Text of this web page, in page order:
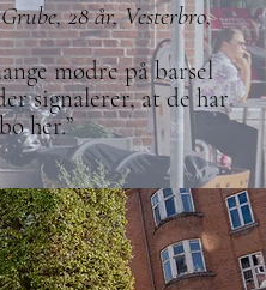
28 år, Vesterbro,
mødre på barsel
signalerer, at de har
her.”